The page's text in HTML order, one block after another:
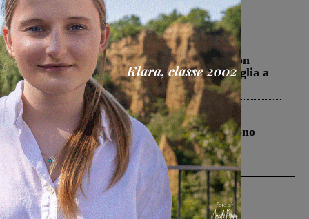
ringraziamento al Governo”
Cronaca 3 Agosto 2026
Scomparso da una struttura di Castiglion
Fiorentino l’uomo che aveva ucciso la figlia a
Levane nel 2020
Cronaca 4 Agosto 2026
Un anno fa la strage in A1 in cui morirono
Gianni, Giulia e Franco. Lo schianto, il
processo, lo stop ai sorpassi fra tir....